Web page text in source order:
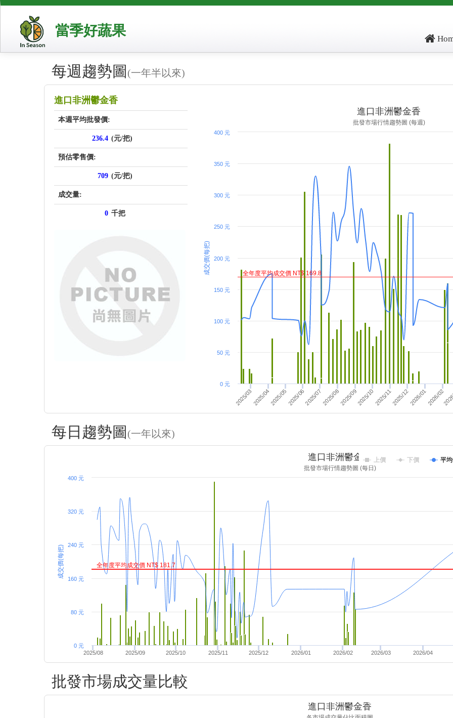
當季好蔬果
每週趨勢圖 (一年半以來)
進口非洲鬱金香
本週平均批發價:
236.4 (元/把)
預估零售價:
709 (元/把)
成交量:
0 千把
成交價(每把)
進口非洲鬱金香
批發市場行情趨勢圖 (每週)
2025/032025/042025/052025/062025/072025/082025/092025/102025/112025/122026/012026/02
0 元
50 元
100 元
150 元
200 元
250 元
300 元
350 元
400 元
全年度平均成交價 NT$ 169.8
每日趨勢圖 (一年以來)
成交價(每把)
進口非洲鬱金香
批發市場行情趨勢圖 (每日)
上價 下價 平
2025/08 2025/09 2025/10 2025/11 2025/12 2026/01 2026/02 2026/03 2026/04
0 元
80 元
160 元
240 元
320 元
400 元
全年度平均成交價 NT$ 181.7
批發市場成交量比較
進口非洲鬱金香